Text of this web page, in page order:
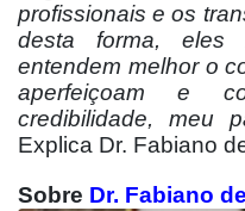
profissionais e os
desta forma, eles
entendem melhor o
aperfeiçoam e
credibilidade, meu
Explica Dr. Fabiano
Sobre Dr. Fabiano